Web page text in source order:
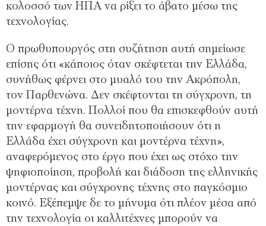
κολοσσό των ΗΠΑ να ρίξει το άβατο μέσω της
τεχνολογίας.
Ο πρωθυπουργός στη συζήτηση αυτή σημείωσε
επίσης ότι «κάποιος όταν σκέφτεται την Ελλάδα,
συνήθως φέρνει στο μυαλό του την Ακρόπολη,
τον Παρθενώνα. Δεν σκέφτονται τη σύγχρονη, τη
μοντέρνα τέχνη. Πολλοί που θα επισκεφθούν αυτή
την εφαρμογή θα συνειδητοποιήσουν ότι η
Ελλάδα έχει σύγχρονη και μοντέρνα τέχνη»,
αναφερόμενος στο έργο που έχει ως στόχο την
ψηφιοποίηση, προβολή και διάδοση της ελληνικής
μοντέρνας και σύγχρονης τέχνης στο παγκόσμιο
κοινό. Εξέπεμψε δε το μήνυμα ότι πλέον μέσα από
την τεχνολογία οι καλλιτέχνες μπορούν να